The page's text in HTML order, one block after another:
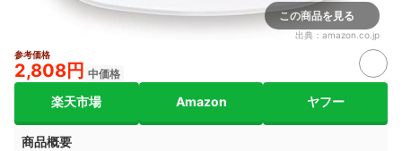
この商品を見る
出典： amazon.co.jp
参考価格
2,808円 中価格
楽天市場 Amazon ヤフー
商品概要